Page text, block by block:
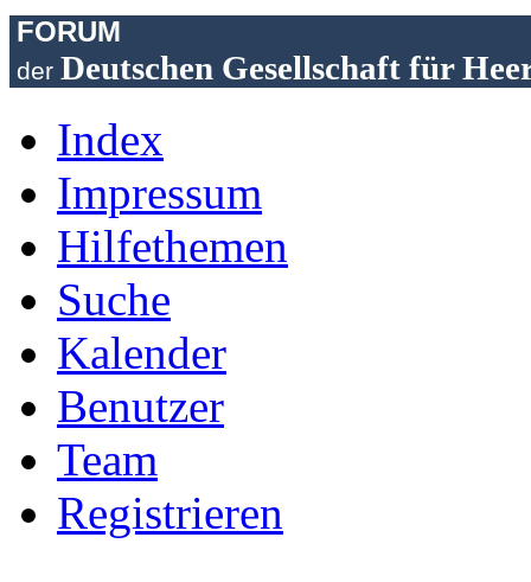
FORUM
der Deutschen Gesellschaft für
Index
Impressum
Hilfethemen
Suche
Kalender
Benutzer
Team
Registrieren